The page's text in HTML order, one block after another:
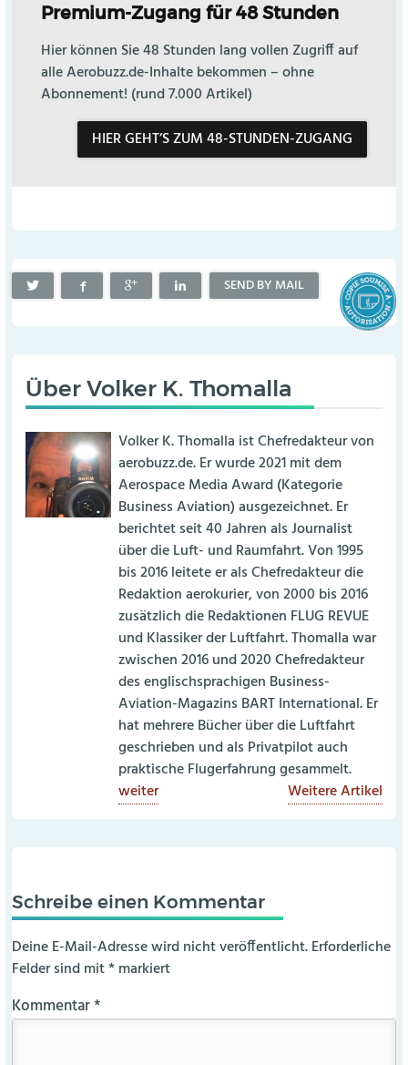
Premium-Zugang für 48 Stunden
Hier können Sie 48 Stunden lang vollen Zugriff auf
alle Aerobuzz.de-Inhalte bekommen – ohne
Abonnement! (rund 7.000 Artikel)
HIER GEHT’S ZUM 48-STUNDEN-ZUGANG
SEND BY MAIL
ÜberVolker K. Thomalla
Volker K. Thomalla ist Chefredakteur von
aerobuzz.de. Er wurde 2021 mit dem
Aerospace Media Award (Kategorie
Business Aviation) ausgezeichnet. Er
berichtet seit 40 Jahren als Journalist
über die Luft- und Raumfahrt. Von 1995
bis 2016 leitete er als Chefredakteur die
Redaktion aerokurier, von 2000 bis 2016
zusätzlich die Redaktionen FLUG REVUE
und Klassiker der Luftfahrt. Thomalla war
zwischen 2016 und 2020 Chefredakteur
des englischsprachigen Business-
Aviation-Magazins BART International. Er
hat mehrere Bücher über die Luftfahrt
geschrieben und als Privatpilot auch
praktische Flugerfahrung gesammelt.
weiter
Weitere Artikel
Schreibe einen Kommentar
Deine E-Mail-Adresse wird nicht veröffentlicht. Erforderliche
Felder sind mit*markiert
Kommentar*